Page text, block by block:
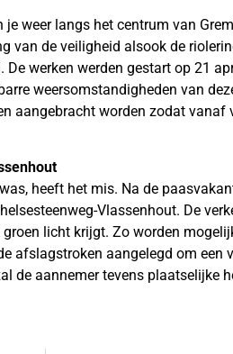
weer langs het centrum van
van de veiligheid alsook de
werken werden gestart op 21
weersomstandigheden van
aangebracht worden zodat vanaf
heeft het mis. Na de
Vlassenhout. De
licht krijgt. Zo worden
afslagstroken aangelegd om een
de aannemer tevens plaatselijke